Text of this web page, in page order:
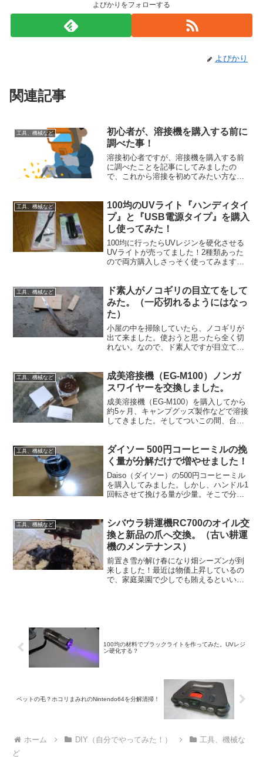
よぴかりをフォローする
よぴかり
関連記事
工具、機械など
初心者が、溶接機を購入する前に
調べた事！
溶接初心者ですが、溶接機を購入する前
に調べたことを記事にしてみましたの
で、これから溶接を初めてみたい方など
工具、機械など
100均のUVライト『ハンディタイ
プ』と『USB電源タイプ』を購入
し使ってみた！
100均に行ったらUVレジンを硬化させる
UVライトが売ってました！2種類あった
ので両方購入しさっそく使ってみます！
工具、機械など
ド素人がノコギリの目立てをして
みた。（一応切れるようにはなっ
た）
小屋の中を掃除していたら、ノコギリが
出て来ました。使おうと思ったら全く切
れない。なので、ド素人ですが目立てに
工具、機械など
成美溶接機（EG-M100）ノンガ
スワイヤーを交換しました。
成美溶接機（EG-M100）を購入してから
約5ヶ月、キャンプグッズ製作などで溶接
してきました。そしてついこの間、台車
で、ワイヤーの購入と取り付けをやって
いこうと思います。
工具、機械など
ダイソー 500円コーヒーミルの挽
く量が分解だけで増やせました！
Daiso（ダイソー）の500円コーヒーミル
を購入してみました。しかし、ハンドル1
回転させて挽ける量が少量。そこで分解
工具、機械など
シバウラ耕運機RC700のオイル交
換と新品の爪へ交換。（古い耕運
機のメンテナンス）
前置き雪が解け春になり畑シーズンが到
来しました！最近は物価上昇しているの
で、家庭菜園で少しでも賄えるといいな
100均の材料でブラックライトを作ってみた。UVレジ
ン硬化する？
ペットの毛？ホコリまみれのNintendo64を分解清掃！
ホーム DIY（自分でやってみた！）
工具、機械な
ど